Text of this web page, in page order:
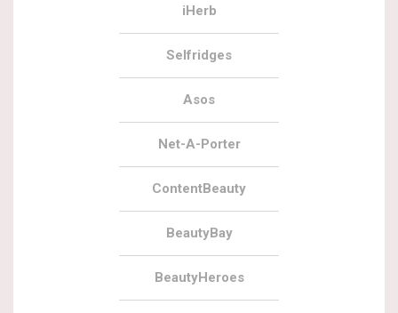
iHerb
Selfridges
Asos
Net-A-Porter
ContentBeauty
BeautyBay
BeautyHeroes